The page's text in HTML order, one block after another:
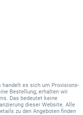
es sich um Provisions-
Bestellung, erhalten wir
Das bedeutet keine
dieser Website. Alle
zu den Angeboten finden